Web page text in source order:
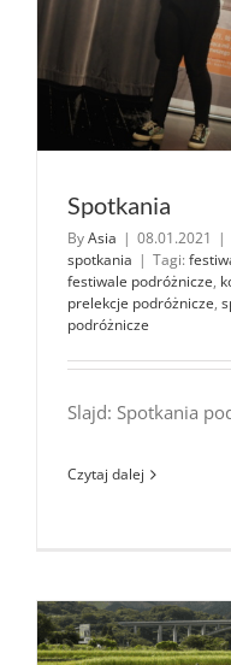
Spotkania
ByAsia | 08.01.2021 |
spotkania | Tagi:
festiwale podróżnicze,
prelekcje podróżnicze,
podróżnicze
Slajd: Spotkania
Czytaj dalej